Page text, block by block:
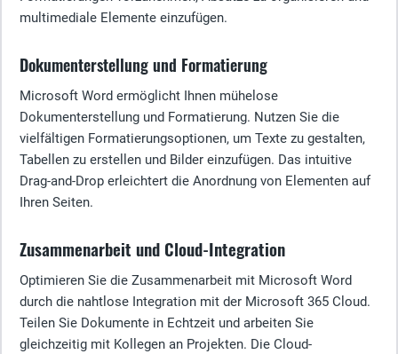
multimediale Elemente einzufügen.
Dokumenterstellung und Formatierung
Microsoft Word ermöglicht Ihnen mühelose
Dokumenterstellung und Formatierung. Nutzen Sie die
vielfältigen Formatierungsoptionen, um Texte zu gestalten,
Tabellen zu erstellen und Bilder einzufügen. Das intuitive
Drag-and-Drop erleichtert die Anordnung von Elementen auf
Ihren Seiten.
Zusammenarbeit und Cloud-Integration
Optimieren Sie die Zusammenarbeit mit Microsoft Word
durch die nahtlose Integration mit der Microsoft 365 Cloud.
Teilen Sie Dokumente in Echtzeit und arbeiten Sie
gleichzeitig mit Kollegen an Projekten. Die Cloud-